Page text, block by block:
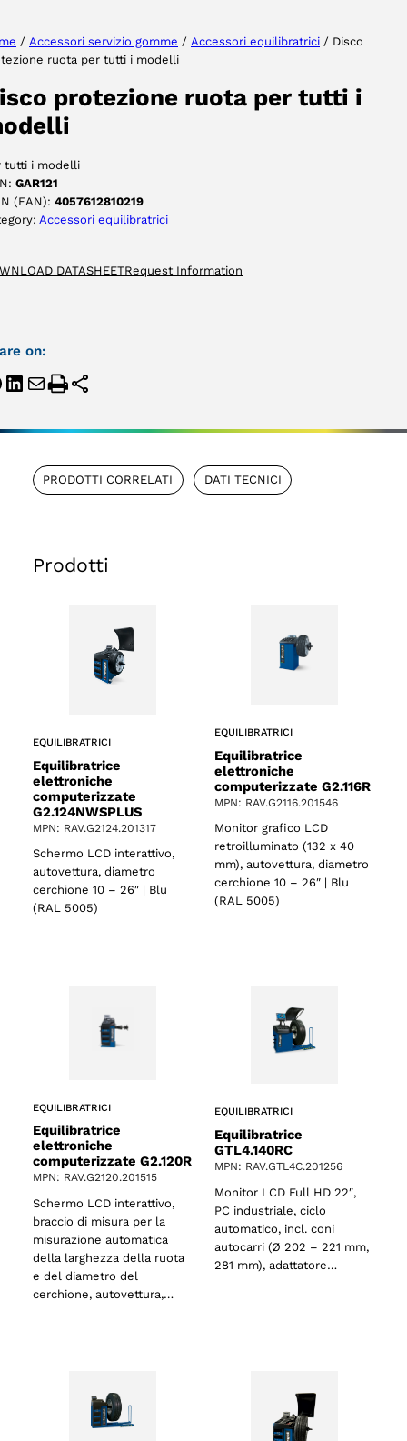
/ Accessori servizio gomme / Accessori equilibratrici / Disco
ruota per tutti i modelli
protezione ruota per tutti i
tutti i modelli
GAR121
(EAN): 4057612810219
Accessori equilibratrici
DATASHEETRequest Information
on:
PRODOTTI CORRELATI DATI TECNICI
Prodotti
EQUILIBRATRICI
Equilibratrice
elettroniche
computerizzate
G2.124NWSPLUS
MPN: RAV.G2124.201317
Schermo LCD interattivo,
autovettura, diametro
cerchione 10 – 26″ | Blu
(RAL 5005)
EQUILIBRATRICI
Equilibratrice
elettroniche
computerizzate G2.116R
MPN: RAV.G2116.201546
Monitor grafico LCD
retroilluminato (132 x 40
mm), autovettura, diametro
cerchione 10 – 26″ | Blu
(RAL 5005)
EQUILIBRATRICI
Equilibratrice
elettroniche
computerizzate G2.120R
MPN: RAV.G2120.201515
Schermo LCD interattivo,
braccio di misura per la
misurazione automatica
della larghezza della ruota
e del diametro del
cerchione, autovettura,…
EQUILIBRATRICI
Equilibratrice
GTL4.140RC
MPN: RAV.GTL4C.201256
Monitor LCD Full HD 22″,
PC industriale, ciclo
automatico, incl. coni
autocarri (Ø 202 – 221 mm,
281 mm), adattatore…
ACCETTA